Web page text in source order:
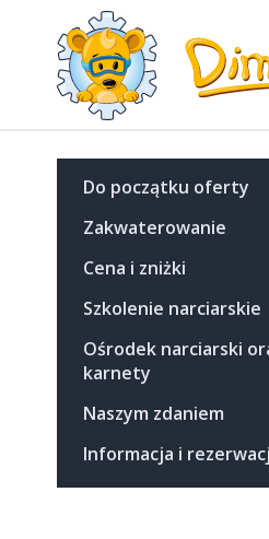
Do początku oferty
Zakwaterowanie
Cena i zniżki
Szkolenie narciarskie
Ośrodek narciarski
karnety
Naszym zdaniem
Informacja i